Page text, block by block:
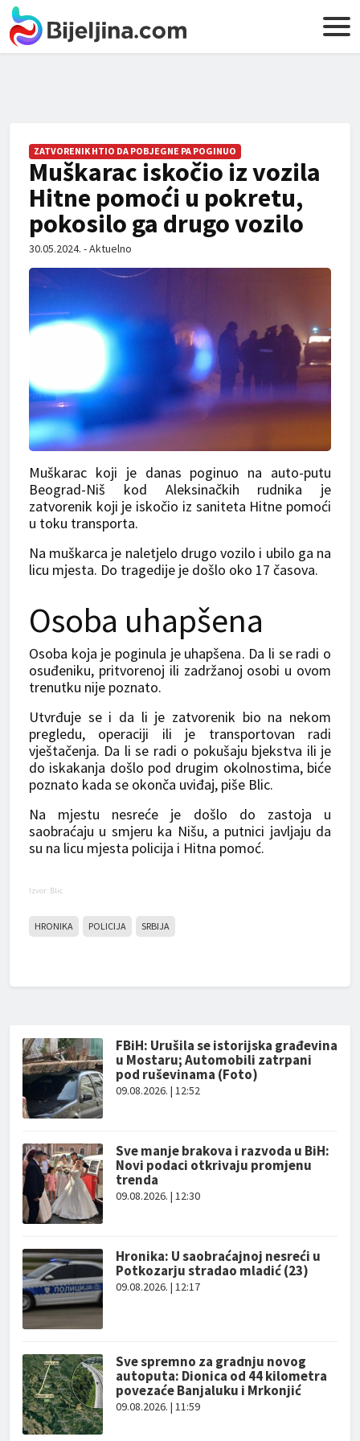
ZATVORENIK HTIO DA POBJEGNE PA POGINUO
Muškarac iskočio iz vozila
Hitne pomoći u pokretu,
pokosilo ga drugo vozilo
30.05.2024. - Aktuelno
Muškarac koji je danas poginuo na auto-putu
Beograd-Niš kod Aleksinačkih rudnika je
zatvorenik koji je iskočio iz saniteta Hitne pomoći
u toku transporta.
Na muškarca je naletjelo drugo vozilo i ubilo ga na
licu mjesta. Do tragedije je došlo oko 17 časova.
Osoba uhapšena
Osoba koja je poginula je uhapšena. Da li se radi o
osuđeniku, pritvorenoj ili zadržanoj osobi u ovom
trenutku nije poznato.
Utvrđuje se i da li je zatvorenik bio na nekom
pregledu, operaciji ili je transportovan radi
vještačenja. Da li se radi o pokušaju bjekstva ili je
do iskakanja došlo pod drugim okolnostima, biće
poznato kada se okonča uviđaj, piše Blic.
Na mjestu nesreće je došlo do zastoja u
saobraćaju u smjeru ka Nišu, a putnici javljaju da
su na licu mjesta policija i Hitna pomoć.
Izvor: Blic
HRONIKA POLICIJA SRBIJA
FBiH: Urušila se istorijska građevina
u Mostaru; Automobili zatrpani
pod ruševinama (Foto)
09.08.2026. | 12:52
Sve manje brakova i razvoda u BiH:
Novi podaci otkrivaju promjenu
trenda
09.08.2026. | 12:30
Hronika: U saobraćajnoj nesreći u
Potkozarju stradao mladić (23)
09.08.2026. | 12:17
Sve spremno za gradnju novog
autoputa: Dionica od 44 kilometra
povezaće Banjaluku i Mrkonjić
09.08.2026. | 11:59